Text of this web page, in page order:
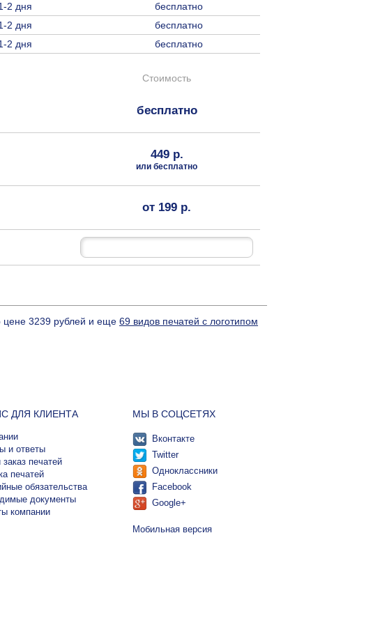
2 дня
бесплатно
2 дня
бесплатно
2 дня бесплатно
Стоимость
бесплатно
449 р.
или бесплатно
от 199 р.
цене 3239 рублей и еще 69 видов печатей с логотипом
ДЛЯ КЛИЕНТА
и ответы
печатей
печатей
обязательства
документы
компании
МЫ В СОЦСЕТЯХ
Вконтакте
Twitter
Одноклассники
Facebook
Google+
Мобильная версия